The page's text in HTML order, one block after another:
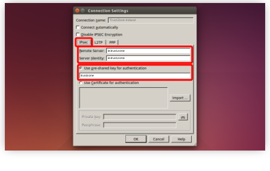
Trust.Zone-Ireland
ie.trust.zone
ie.trust.zone
trustzone